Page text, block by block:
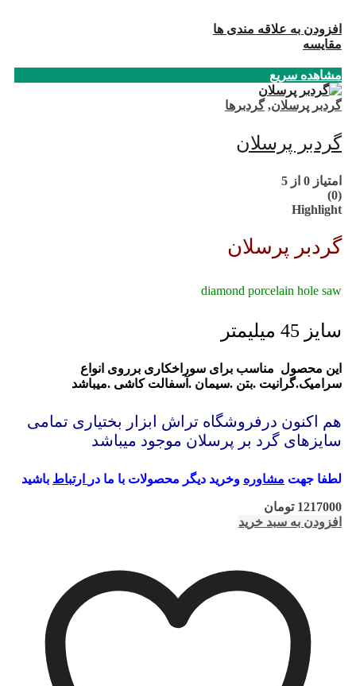
افزودن به علاقه مندی ها
مقایسه
مشاهده سریع
گردبر پرسلان, گردبرها
گردبر پرسلان
امتیاز 0 از 5
(0)
Highlight
گردبر پرسلان
diamond porcelain hole saw
سایز 45 میلیمتر
این محصول مناسب برای سوراخکاری برروی انواع
سرامیک.گرانیت .بتن .سیمان .آسفالت کاشی .میباشد
هم اکنون درفروشگاه تراش ابزار بختیاری تمامی
سایزهای گرد بر پرسلان موجود میباشد
لطفا جهت مشاوره وخرید دیگر محصولات با ما در ارتباط باشید
1217000 تومان
افزودن به سبد خرید